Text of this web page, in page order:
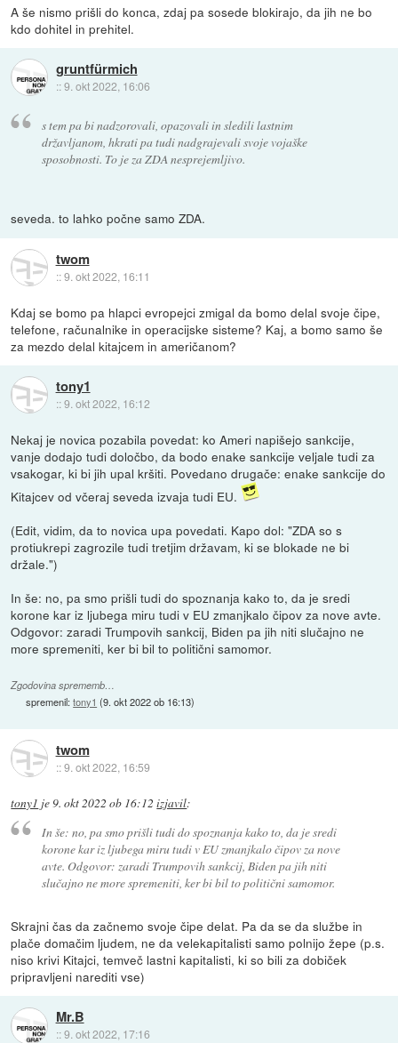
A še nismo prišli do konca, zdaj pa sosede blokirajo, da jih ne bo
kdo dohitel in prehitel.
gruntfürmich
::9. okt 2022, 16:06
s tem pa bi nadzorovali, opazovali in sledili lastnim
državljanom, hkrati pa tudi nadgrajevali svoje vojaške
sposobnosti. To je za ZDA nesprejemljivo.
seveda. to lahko počne samo ZDA.
twom
::9. okt 2022, 16:11
Kdaj se bomo pa hlapci evropejci zmigal da bomo delal svoje čipe,
telefone, računalnike in operacijske sisteme? Kaj, a bomo samo še
za mezdo delal kitajcem in američanom?
tony1
::9. okt 2022, 16:12
Nekaj je novica pozabila povedat: ko Ameri napišejo sankcije,
vanje dodajo tudi določbo, da bodo enake sankcije veljale tudi za
vsakogar, ki bi jih upal kršiti. Povedano drugače: enake sankcije do
Kitajcev od včeraj seveda izvaja tudi EU.
(Edit, vidim, da to novica upa povedati. Kapo dol: "ZDA so s
protiukrepi zagrozile tudi tretjim državam, ki se blokade ne bi
držale.")
In še: no, pa smo prišli tudi do spoznanja kako to, da je sredi
korone kar iz ljubega miru tudi v EU zmanjkalo čipov za nove avte.
Odgovor: zaradi Trumpovih sankcij, Biden pa jih niti slučajno ne
more spremeniti, ker bi bil to politični samomor.
Zgodovina sprememb…
spremenil:tony1 (9. okt 2022 ob 16:13)
twom
::9. okt 2022, 16:59
tony1 je 9. okt 2022 ob 16:12 izjavil:
In še: no, pa smo prišli tudi do spoznanja kako to, da je sredi
korone kar iz ljubega miru tudi v EU zmanjkalo čipov za nove
avte. Odgovor: zaradi Trumpovih sankcij, Biden pa jih niti
slučajno ne more spremeniti, ker bi bil to politični samomor.
Skrajni čas da začnemo svoje čipe delat. Pa da se da službe in
plače domačim ljudem, ne da velekapitalisti samo polnijo žepe (p.s.
niso krivi Kitajci, temveč lastni kapitalisti, ki so bili za dobiček
pripravljeni narediti vse)
Mr.B
::9. okt 2022, 17:16